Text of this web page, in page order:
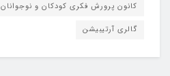
کانون پرورش فکری کودکان و نوجوانان
گالری آرتیبیشن